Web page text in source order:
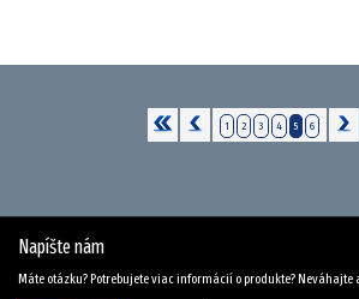
1 2 3 4 5 6
Napíšte nám
Máte otázku? Potrebujete viac informácií o produkte? Neváhajte